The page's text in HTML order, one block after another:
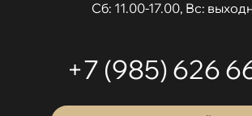
Сб: 11.00-17.00, Вс:
+7 (985) 626